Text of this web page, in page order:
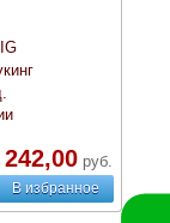
242,00руб.
В избранное